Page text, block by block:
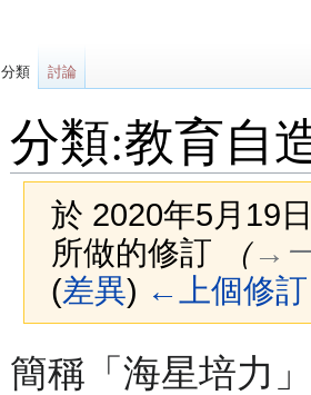
分類:教育自
於 2020年5月19
所做的修訂
（→‎
(差異) ←上個修訂
跳
至
跳
至
簡稱「海星培力
分類 討論